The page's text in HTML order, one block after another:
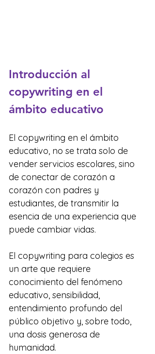
Introducción al
copywriting en el
ámbito educativo
El copywriting en el ámbito
educativo, no se trata solo de
vender servicios escolares, sino
de conectar de corazón a
corazón con padres y
estudiantes, de transmitir la
esencia de una experiencia que
puede cambiar vidas.
El copywriting para colegios es
un arte que requiere
conocimiento del fenómeno
educativo, sensibilidad,
entendimiento profundo del
público objetivo y, sobre todo,
una dosis generosa de
humanidad.